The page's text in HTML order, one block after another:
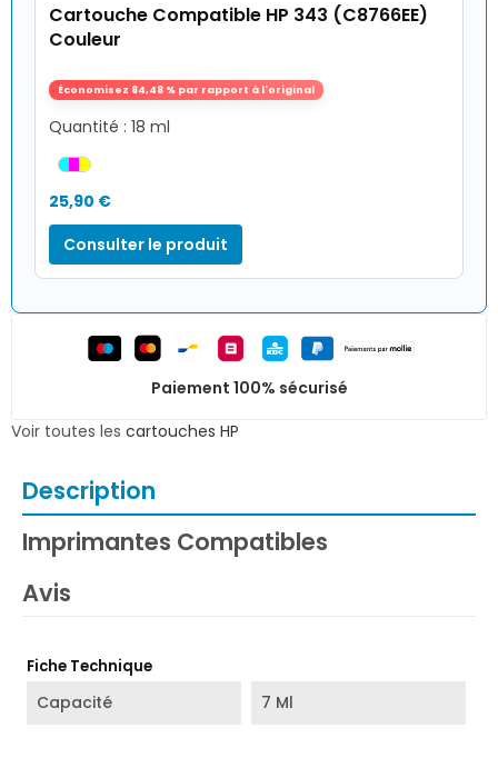
Cartouche Compatible HP 343 (C8766EE)
Couleur
Économisez 84,48 % par rapport à l'original
Quantité : 18 ml
25,90 €
Consulter le produit
Paiement 100% sécurisé
Voir toutes les cartouches HP
Description
Imprimantes Compatibles
Avis
Fiche Technique
Capacité 7 Ml